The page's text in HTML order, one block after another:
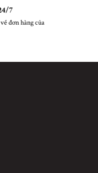
7
đơn hàng của